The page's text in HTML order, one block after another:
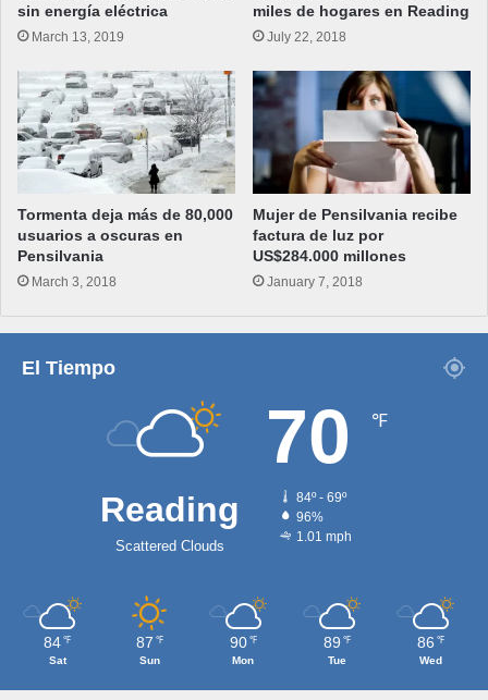
sin energía eléctrica
March 13, 2019
miles de hogares en Reading
July 22, 2018
Tormenta deja más de 80,000
usuarios a oscuras en
Pensilvania
March 3, 2018
Mujer de Pensilvania recibe
factura de luz por
US$284.000 millones
January 7, 2018
El Tiempo
Reading
Scattered Clouds
70 ℉
84º - 69º
96%
1.01 mph
84 ℉
Sat
87 ℉
Sun
90 ℉
Mon
89 ℉
Tue
86 ℉
Wed